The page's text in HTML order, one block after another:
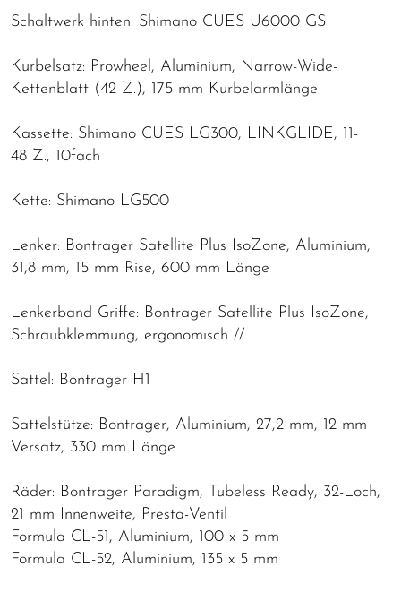
Schaltwerk hinten: Shimano CUES U6000 GS
Kurbelsatz: Prowheel, Aluminium, Narrow-Wide-
Kettenblatt (42 Z.), 175 mm Kurbelarmlänge
Kassette: Shimano CUES LG300, LINKGLIDE, 11-
48 Z., 10fach
Kette: Shimano LG500
Lenker: Bontrager Satellite Plus IsoZone, Aluminium,
31,8 mm, 15 mm Rise, 600 mm Länge
Lenkerband Griffe: Bontrager Satellite Plus IsoZone,
Schraubklemmung, ergonomisch //
Sattel: Bontrager H1
Sattelstütze: Bontrager, Aluminium, 27,2 mm, 12 mm
Versatz, 330 mm Länge
Räder: Bontrager Paradigm, Tubeless Ready, 32-Loch,
21 mm Innenweite, Presta-Ventil
Formula CL-51, Aluminium, 100 x 5 mm
Formula CL-52, Aluminium, 135 x 5 mm